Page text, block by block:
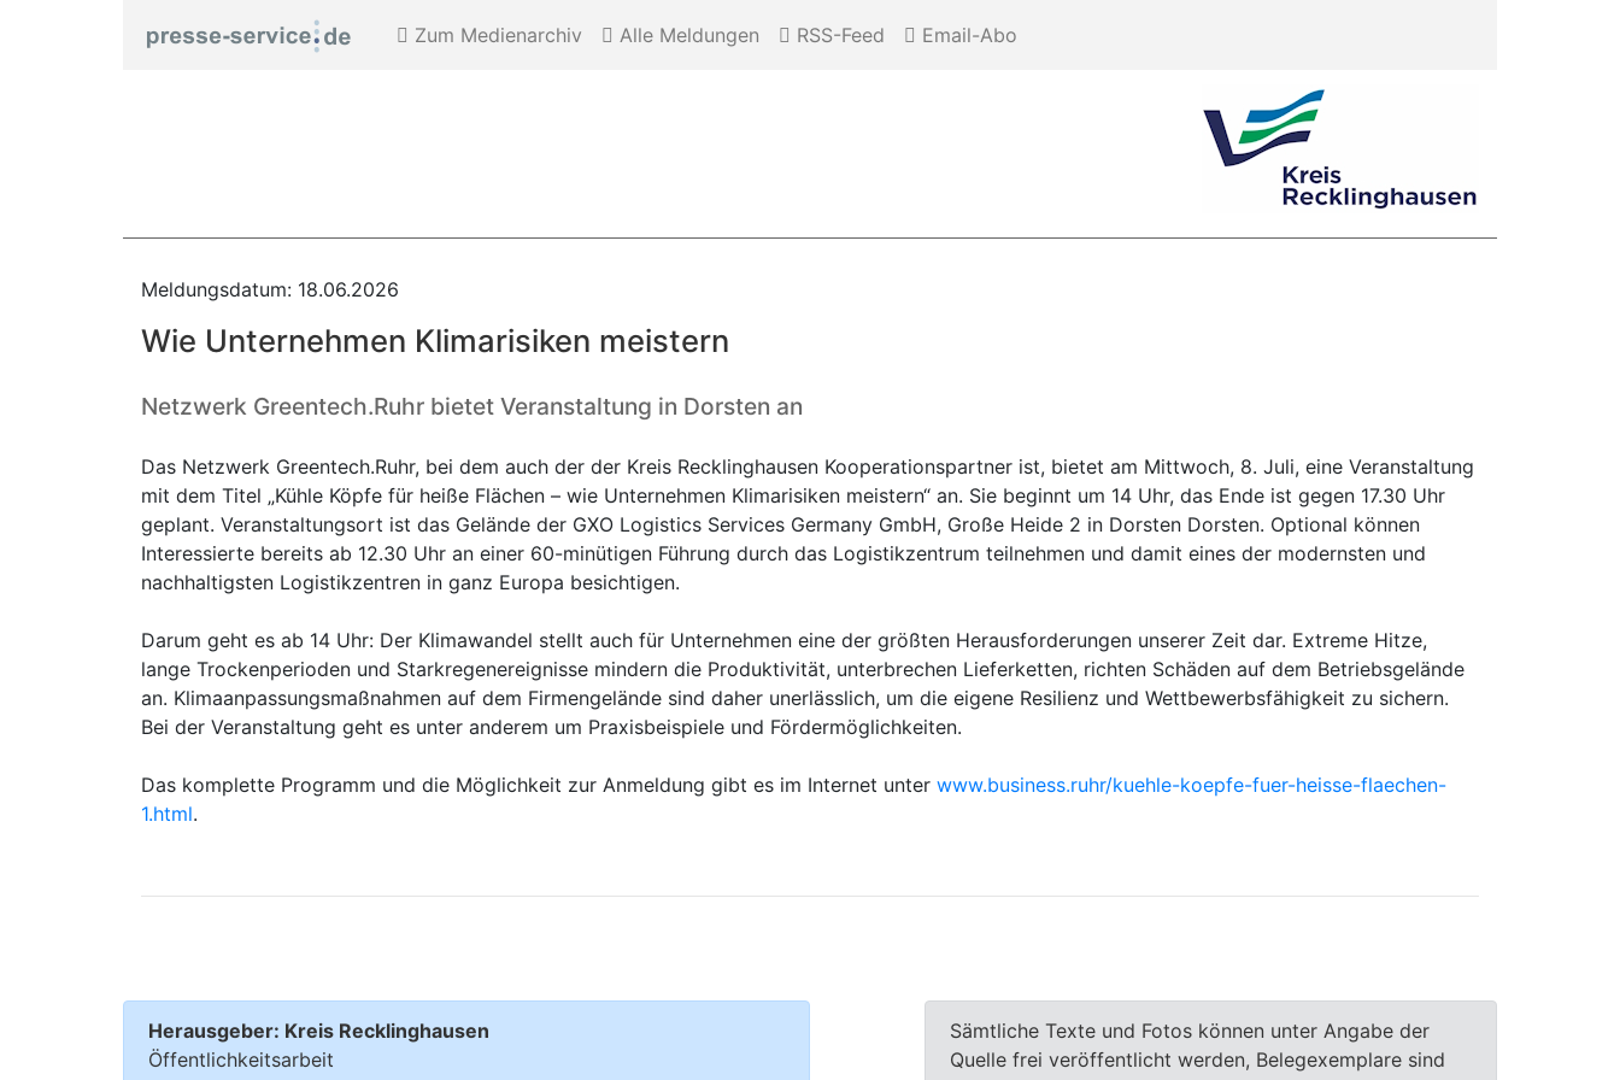
Zum Medienarchiv Alle Meldungen RSS-Feed Email-Abo
Meldungsdatum: 18.06.2026
Wie Unternehmen Klimarisiken meistern
Netzwerk Greentech.Ruhr bietet Veranstaltung in Dorsten an
Das Netzwerk Greentech.Ruhr, bei dem auch der der Kreis Recklinghausen Kooperationspartner ist, bietet am Mittwoch, 8. Juli, eine Veranstaltung
mit dem Titel „Kühle Köpfe für heiße Flächen – wie Unternehmen Klimarisiken meistern“ an. Sie beginnt um 14 Uhr, das Ende ist gegen 17.30 Uhr
geplant. Veranstaltungsort ist das Gelände der GXO Logistics Services Germany GmbH, Große Heide 2 in Dorsten Dorsten. Optional können
Interessierte bereits ab 12.30 Uhr an einer 60-minütigen Führung durch das Logistikzentrum teilnehmen und damit eines der modernsten und
nachhaltigsten Logistikzentren in ganz Europa besichtigen.
Darum geht es ab 14 Uhr: Der Klimawandel stellt auch für Unternehmen eine der größten Herausforderungen unserer Zeit dar. Extreme Hitze,
lange Trockenperioden und Starkregenereignisse mindern die Produktivität, unterbrechen Lieferketten, richten Schäden auf dem Betriebsgelände
an. Klimaanpassungsmaßnahmen auf dem Firmengelände sind daher unerlässlich, um die eigene Resilienz und Wettbewerbsfähigkeit zu sichern.
Bei der Veranstaltung geht es unter anderem um Praxisbeispiele und Fördermöglichkeiten.
Das komplette Programm und die Möglichkeit zur Anmeldung gibt es im Internet unter www.business.ruhr/kuehle-koepfe-fuer-heisse-flaechen-
1.html.
Herausgeber: Kreis Recklinghausen
Öffentlichkeitsarbeit
Sämtliche Texte und Fotos können unter Angabe der
Quelle frei veröffentlicht werden, Belegexemplare sind